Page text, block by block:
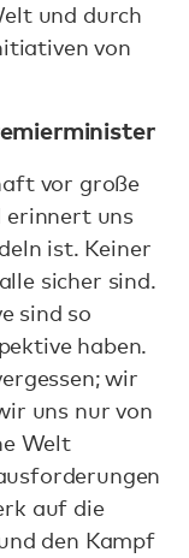
und durch
von
vor große
erinnert uns
ist. Keiner
sicher sind.
sind so
haben.
wir
uns nur von
Welt
auf die
den Kampf